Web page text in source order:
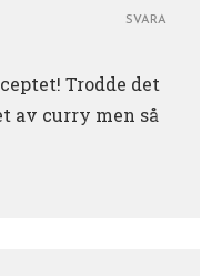
Trodde det
av curry men så
SVARA